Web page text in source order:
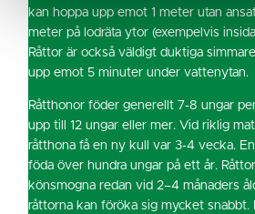
kan hoppa upp emot 1 meter utan
meter på lodräta ytor (exempelvis
Råttor är också väldigt duktiga
upp emot 5 minuter under vattenytan.
Råtthonor föder generellt 7-8 ungar
upp till 12 ungar eller mer. Vid riklig
råtthona få en ny kull var 3-4 vecka.
föda över hundra ungar på ett år.
könsmogna redan vid 2–4 månaders
råttorna kan föröka sig mycket snabbt.